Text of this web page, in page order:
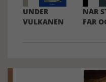
UNDER
VULKANEN
NÅR
FAR